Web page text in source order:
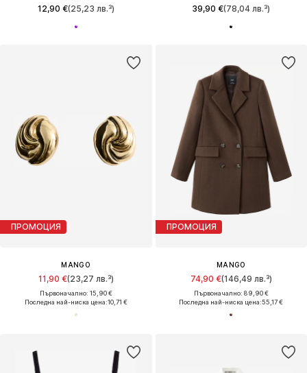
12,90 €(25,23 лв.³) 39,90 €(78,04 лв.³)
ПРОМОЦИЯ
MANGO
11,90 €(23,27 лв.³)
Първоначално: 15,90 €
Последна най-ниска цена:10,71 €
ПРОМОЦИЯ
MANGO
74,90 €(146,49 лв.³)
Първоначално: 89,90 €
Последна най-ниска цена:55,17 €